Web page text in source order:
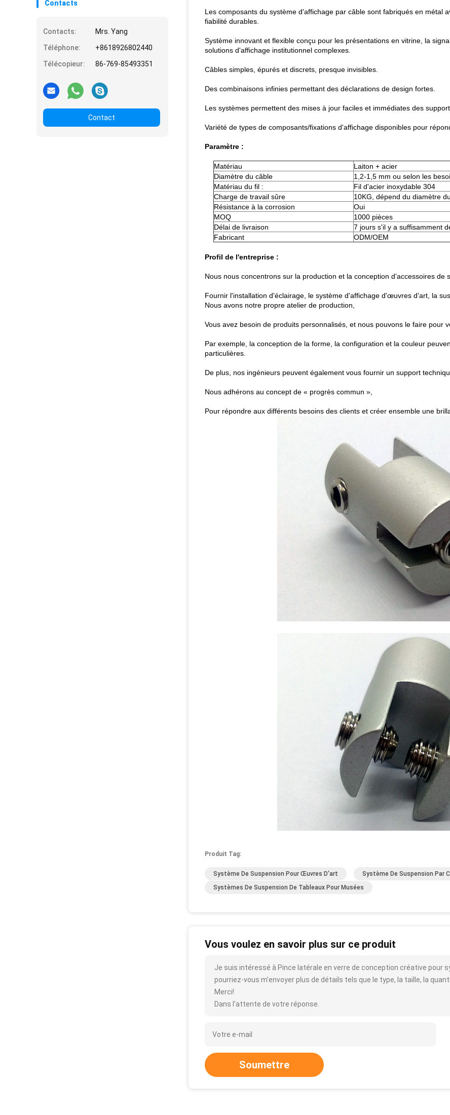
Contacts
Contacts:
Mrs. Yang
Téléphone:
+8618926802440
Télécopieur:
86-769-85493351
Contact
Les composants du système d'affichage par câble sont fabriqués en métal
fiabilité durables.
Système innovant et flexible conçu pour les présentations en vitrine, la
solutions d'affichage institutionnel complexes.
Câbles simples, épurés et discrets, presque invisibles.
Des combinaisons infinies permettant des déclarations de design fortes.
Les systèmes permettent des mises à jour faciles et immédiates des
Variété de types de composants/fixations d'affichage disponibles pour
Paramètre :
Matériau
Laiton + acier
Diamètre du câble
1,2-1,5 mm ou selon les
Matériau du fil :
Fil d'acier inoxydable 304
Charge de travail sûre
10KG, dépend du diamètre
Résistance à la corrosion
Oui
MOQ
1000 pièces
Délai de livraison
7 jours s'il y a suffisamment
Fabricant
ODM/OEM
Profil de l'entreprise :
Nous nous concentrons sur la production et la conception d'accessoires de
Fournir l'installation d'éclairage, le système d'affichage d'œuvres d'art, la
Nous avons notre propre atelier de production,
Vous avez besoin de produits personnalisés, et nous pouvons le faire pour
Par exemple, la conception de la forme, la configuration et la couleur
particulières.
De plus, nos ingénieurs peuvent également vous fournir un support
Nous adhérons au concept de « progrès commun »,
Pour répondre aux différents besoins des clients et créer ensemble une
Produit Tag:
Système De Suspension Pour Œuvres D'art
Système De Suspension Par
Systèmes De Suspension De Tableaux Pour Musées
Vous voulez en savoir plus sur ce produit
Je suis intéressé à Pince latérale en verre de conception créative pour
pourriez-vous m'envoyer plus de détails tels que le type, la taille, la
Merci!
Dans l'attente de votre réponse.
Soumettre